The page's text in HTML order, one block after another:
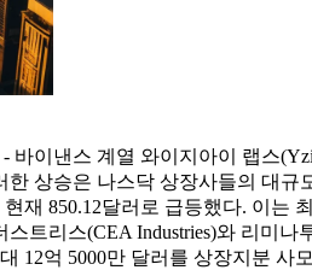
이낸스 계열 와이지아이 랩스
상승은 나스닥 상장사들의 대
재 850.12달러로 급등했다. 이
트리스(CEA Industries)와 리미
억 5000만 달러를 상장지분 사